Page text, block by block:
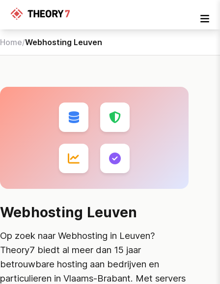
Home/Webhosting Leuven
Webhosting Leuven
Op zoek naar Webhosting in Leuven?
Theory7 biedt al meer dan 15 jaar
betrouwbare hosting aan bedrijven en
particulieren in Vlaams-Brabant. Met servers